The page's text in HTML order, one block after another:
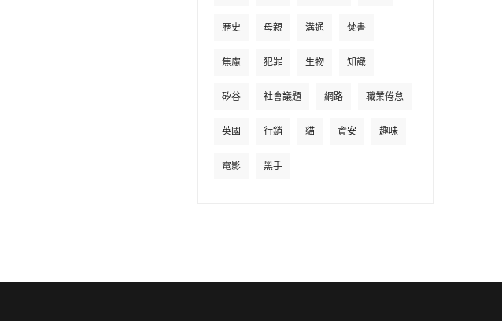
歷史 母親 溝通 焚書
焦慮 犯罪 生物 知識
矽谷 社會議題 網路 職業倦怠
英國 行銷 貓 資安 趣味
電影 黑手